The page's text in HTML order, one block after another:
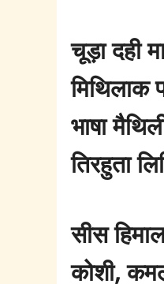
चूड़ा दही
मिथिलाक
भाषा
तिरहुता
सीस
कोशी,